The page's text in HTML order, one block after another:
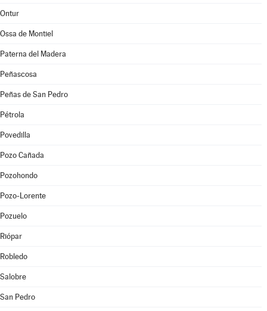
Ontur
Ossa de Montiel
Paterna del Madera
Peñascosa
Peñas de San Pedro
Pétrola
Povedilla
Pozo Cañada
Pozohondo
Pozo-Lorente
Pozuelo
Riópar
Robledo
Salobre
San Pedro